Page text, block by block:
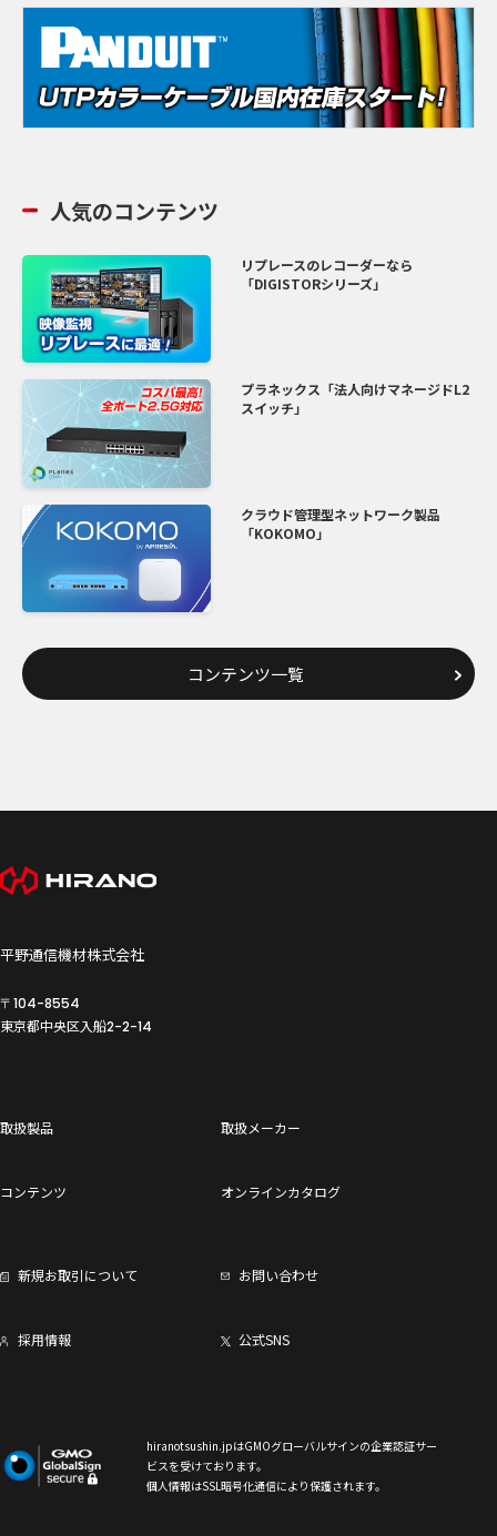
人気のコンテンツ
リプレースのレコーダーなら
「DIGISTORシリーズ」
プラネックス「法人向けマネージドL2
スイッチ」
クラウド管理型ネットワーク製品
「KOKOMO」
コンテンツ一覧
平野通信機材株式会社
〒104-8554
東京都中央区入船2-2-14
取扱製品 取扱メーカー
コンテンツ オンラインカタログ
新規お取引について お問い合わせ
採用情報 公式SNS
hiranotsushin.jpはGMOグローバルサインの企業認証サー
ビスを受けております。
個人情報はSSL暗号化通信により保護されます。